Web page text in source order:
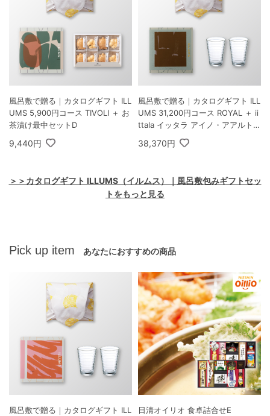
風呂敷で贈る｜カタログギフト ILL
UMS 5,900円コース TIVOLI ＋ お
茶漬け最中セットD
9,440円
風呂敷で贈る｜カタログギフト ILL
UMS 31,200円コース ROYAL ＋ ii
ttala イッタラ アイノ・アアルト
ハイボール ペア クリア
38,370円
＞＞カタログギフト ILLUMS（イルムス）｜風呂敷包みギフトセッ
トをもっと見る
Pick up item あなたにおすすめの商品
風呂敷で贈る｜カタログギフト ILL
日清オイリオ 食卓詰合せE